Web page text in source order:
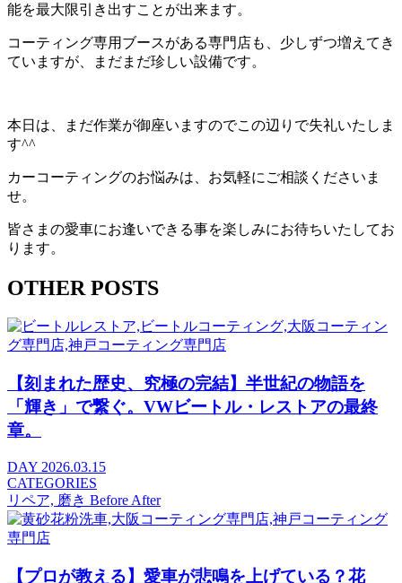
能を最大限引き出すことが出来ます。
コーティング専用ブースがある専門店も、少しずつ増えてき
ていますが、まだまだ珍しい設備です。
本日は、まだ作業が御座いますのでこの辺りで失礼いたしま
す^^
カーコーティングのお悩みは、お気軽にご相談くださいま
せ。
皆さまの愛車にお逢いできる事を楽しみにお待ちいたしてお
ります。
OTHER POSTS
【刻まれた歴史、究極の完結】半世紀の物語を
「輝き」で繋ぐ。VWビートル・レストアの最終
章。
DAY 2026.03.15
CATEGORIES
リペア, 磨き Before After
【プロが教える】愛車が悲鳴を上げている？花